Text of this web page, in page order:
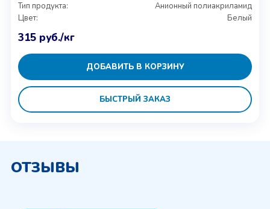
Тип продукта:
Анионный полиакриламид
Цвет:
Белый
315 руб./кг
ДОБАВИТЬ В КОРЗИНУ
БЫСТРЫЙ ЗАКАЗ
ОТЗЫВЫ